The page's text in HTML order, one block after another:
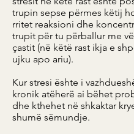
trupin sepse përmes këtij
rritet reaksioni dhe
trupit për tu përballur me
çastit (në këtë rast ikja e
ujku apo ariu).
Kur stresi ështe i
kronik atëherë ai bëhet
dhe kthehet në shkaktar
shumë sëmundje.